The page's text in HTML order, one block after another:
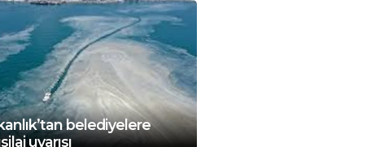
belediyelere
uyarısı